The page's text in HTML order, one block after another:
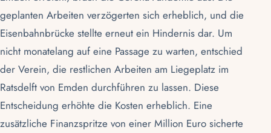
geplanten Arbeiten verzögerten sich erheblich, und die
Eisenbahnbrücke stellte erneut ein Hindernis dar. Um
nicht monatelang auf eine Passage zu warten, entschied
der Verein, die restlichen Arbeiten am Liegeplatz im
Ratsdelft von Emden durchführen zu lassen. Diese
Entscheidung erhöhte die Kosten erheblich. Eine
zusätzliche Finanzspritze von einer Million Euro sicherte